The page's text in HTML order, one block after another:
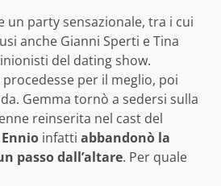
un party sensazionale, tra i cui
anche Gianni Sperti e Tina
del dating show.
per il meglio, poi
Gemma tornò a sedersi sulla
reinserita nel cast del
Ennio infatti abbandonò la
passo dall’altare. Per quale